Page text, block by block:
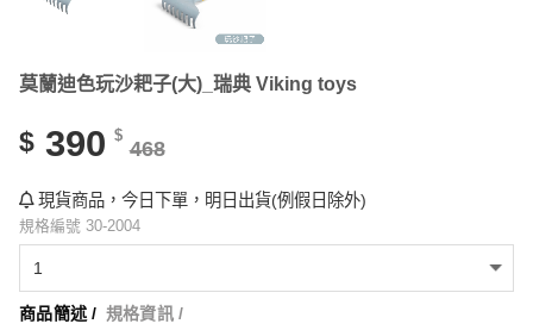
莫蘭迪色玩沙耙子(大)_瑞典 Viking toys
$ 390 $
468
現貨商品，今日下單，明日出貨(例假日除外)
規格編號 30-2004
商品簡述 / 規格資訊 /